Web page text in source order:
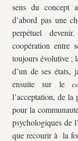
sens du concept
d’abord pas une
perpétuel
coopération entre
toujours évolutive ;
d’un de ses états,
ensuite sur le
l’acceptation, de
pour la
psychologiques de
que recourir à la